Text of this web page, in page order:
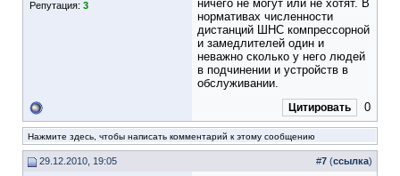
Репутация: 3
ничего не могут или не хотят. В
нормативах численности
дистанций ШНС компрессорной
и замедлителей один и
неважно сколько у него людей
в подчинении и устройств в
обслуживании.
Цитировать 0
Нажмите здесь, чтобы написать комментарий к этому сообщению
29.12.2010, 19:05 #7 (ссылка)